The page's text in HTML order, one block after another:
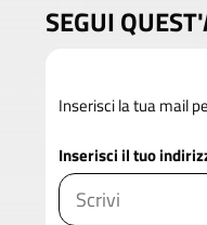
SEGUI
Inserisci la tua mail
Inserisci il tuo